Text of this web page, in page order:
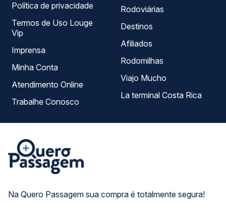
Na Quero Passagem sua compra é totalmente segura!
Política de privacidade
Termos de Uso Louge
Vip
Imprensa
Minha Conta
Atendimento Online
Trabalhe Conosco
Rodoviárias
Destinos
Afiliados
Rodomilhas
Viajo Mucho
La terminal Costa Rica